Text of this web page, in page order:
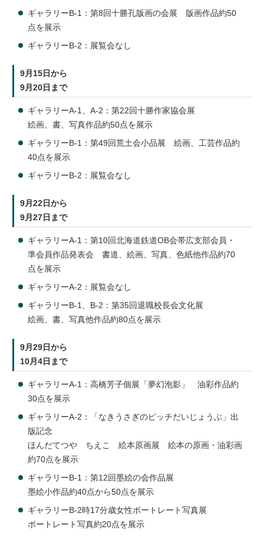
ギャラリーB-1：第8回十勝孔版画の会展 版画作品約50
点を展示
ギャラリーB-2：展覧会なし
9月15日から
9月20日まで
ギャラリーA-1、A-2：第22回十勝作家協会展
絵画、書、写真作品約50点を展示
ギャラリーB-1：第49回荒土会小品展 絵画、工芸作品約
40点を展示
ギャラリーB-2：展覧会なし
9月22日から
9月27日まで
ギャラリーA-1：第10回北海道鉄道OB会帯広支部会員・
準会員作品発表会 書道、絵画、写真、色紙他作品約70
点を展示
ギャラリーA-2：展覧会なし
ギャラリーB-1、B-2：第35回退職校長会文化展
絵画、書、写真他作品約80点を展示
9月29日から
10月4日まで
ギャラリーA-1：高橋芳子個展「夢幻泡影」 油彩作品約
30点を展示
ギャラリーA-2：「なきうさぎのピッチだいじょうぶ」出
版記念
ほんだてつや ちえこ 絵本原画展 絵本の原画・油彩画
約70点を展示
ギャラリーB-1：第12回墨絵の会作品展
墨絵小作品約40点から50点を展示
ギャラリーB-2時17分歳女性ポートレート写真展
ポートレート写真約20点を展示